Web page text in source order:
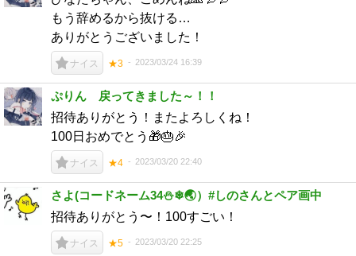
もう辞めるから抜ける…
ありがとうございました！
ナイス ★3 2023/03/24 16:39
ぷりん 戻ってきました～！！
招待ありがとう！またよろしくね！
100日おめでとう🎁🎂🎉
ナイス ★4 2023/03/20 22:40
さよ(コードネーム34⛄❄🌏）#しのさんとペア画中
招待ありがとう〜！100すごい！
ナイス ★5 2023/03/20 22:25